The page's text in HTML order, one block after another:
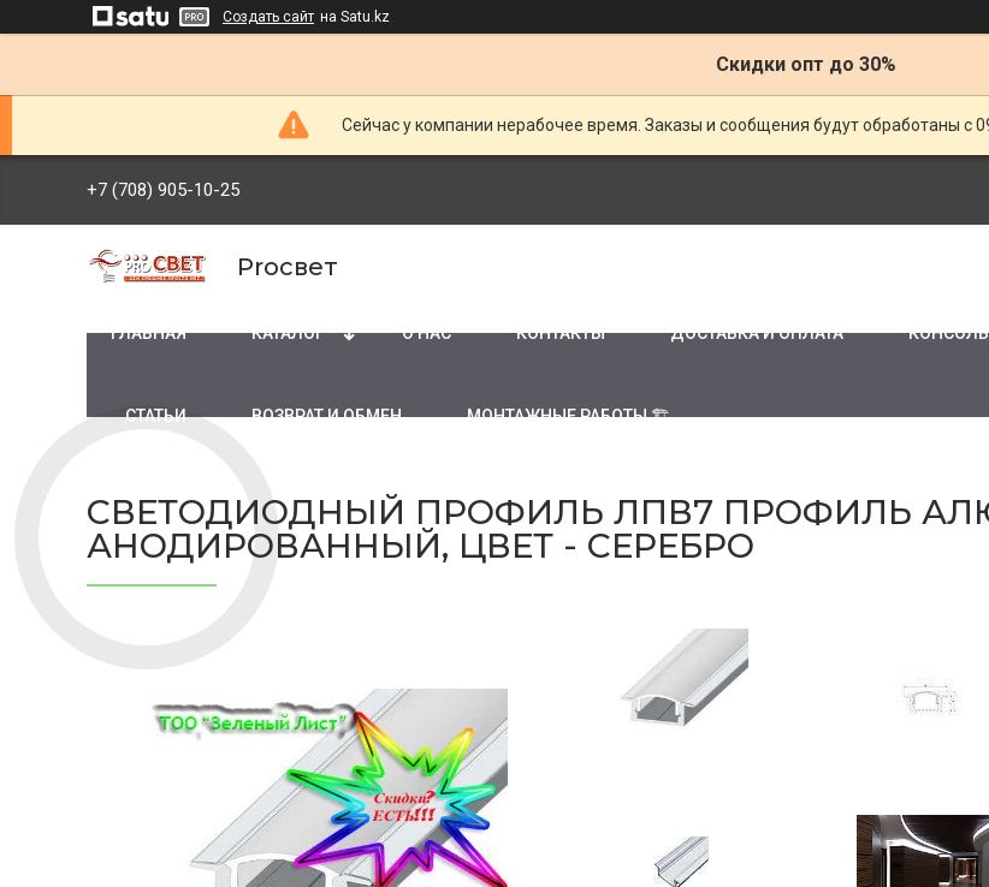
Создать сайт на Satu.kz
Скидки опт до 30%
Сейчас у компании нерабочее время. Заказы и сообщения будут обработаны с
+7 (708) 905-10-25
Proсвет
ГЛАВНАЯ КАТАЛОГ О НАС КОНТАКТЫ ДОСТАВКА И ОПЛАТА
СТАТЬИ ВОЗВРАТ И ОБМЕН МОНТАЖНЫЕ РАБОТЫ 🏗
СВЕТОДИОДНЫЙ ПРОФИЛЬ ЛПВ7 ПРОФИЛЬ
АНОДИРОВАННЫЙ, ЦВЕТ - СЕРЕБРО